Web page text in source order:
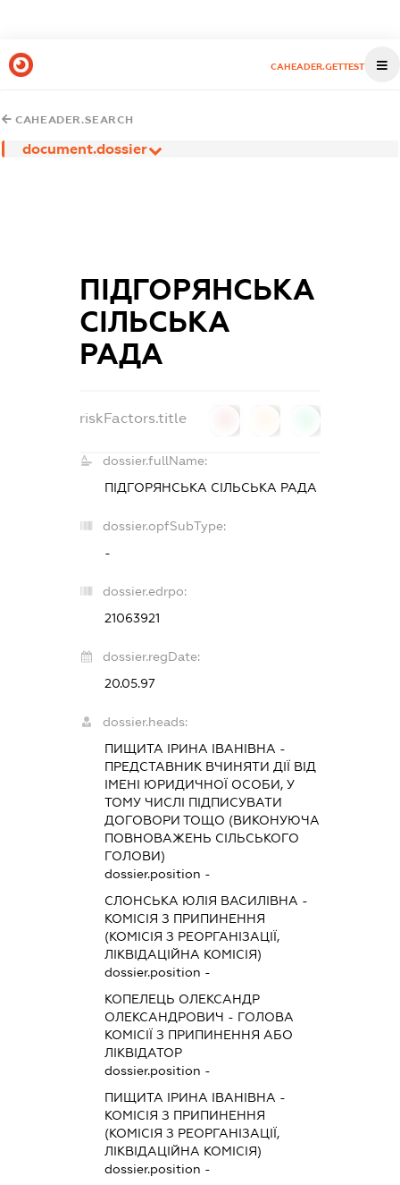
CAHEADER.GETTEST
CAHEADER.SEARCH
document.dossier
ПІДГОРЯНСЬКА
СІЛЬСЬКА
РАДА
riskFactors.title
dossier.fullName:
ПІДГОРЯНСЬКА СІЛЬСЬКА РАДА
dossier.opfSubType:
-
dossier.edrpo:
21063921
dossier.regDate:
20.05.97
dossier.heads:
ПИЩИТА ІРИНА ІВАНІВНА -
ПРЕДСТАВНИК ВЧИНЯТИ ДІЇ ВІД
ІМЕНІ ЮРИДИЧНОЇ ОСОБИ, У
ТОМУ ЧИСЛІ ПІДПИСУВАТИ
ДОГОВОРИ ТОЩО (ВИКОНУЮЧА
ПОВНОВАЖЕНЬ СІЛЬСЬКОГО
ГОЛОВИ)
dossier.position -
СЛОНСЬКА ЮЛІЯ ВАСИЛІВНА -
КОМІСІЯ З ПРИПИНЕННЯ
(КОМІСІЯ З РЕОРГАНІЗАЦІЇ,
ЛІКВІДАЦІЙНА КОМІСІЯ)
dossier.position -
КОПЕЛЕЦЬ ОЛЕКСАНДР
ОЛЕКСАНДРОВИЧ - ГОЛОВА
КОМІСІЇ З ПРИПИНЕННЯ АБО
ЛІКВІДАТОР
dossier.position -
ПИЩИТА ІРИНА ІВАНІВНА -
КОМІСІЯ З ПРИПИНЕННЯ
(КОМІСІЯ З РЕОРГАНІЗАЦІЇ,
ЛІКВІДАЦІЙНА КОМІСІЯ)
dossier.position -